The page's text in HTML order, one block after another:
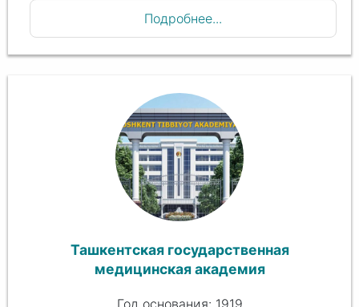
Подробнее...
Ташкентская государственная
медицинская академия
Год основания: 1919